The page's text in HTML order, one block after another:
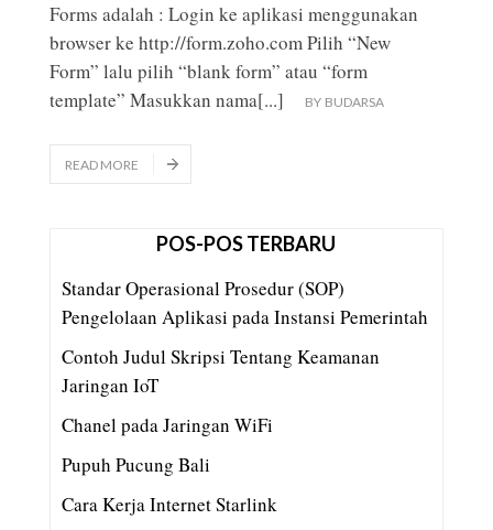
Forms adalah : Login ke aplikasi menggunakan
browser ke http://form.zoho.com Pilih “New
Form” lalu pilih “blank form” atau “form
template” Masukkan nama[...] BY BUDARSA
READ MORE
POS-POS TERBARU
Standar Operasional Prosedur (SOP)
Pengelolaan Aplikasi pada Instansi Pemerintah
Contoh Judul Skripsi Tentang Keamanan
Jaringan IoT
Chanel pada Jaringan WiFi
Pupuh Pucung Bali
Cara Kerja Internet Starlink